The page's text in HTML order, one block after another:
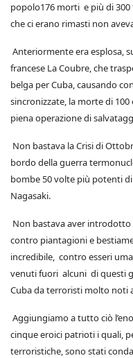
popolo176 morti e più di
che ci erano rimasti non
Anteriormente era esplosa,
francese La Coubre, che
belga per Cuba, causando
sincronizzate, la morte di
piena operazione di
Non bastava la Crisi di
bordo della guerra
bombe 50 volte più potenti
Nagasaki.
Non bastava aver
contro piantagioni e
incredibile, contro esseri
venuti fuori alcuni di questi
Cuba da terroristi molto noti
Aggiungiamo a tutto ciò
cinque eroici patrioti i quali,
terroristiche, sono stati